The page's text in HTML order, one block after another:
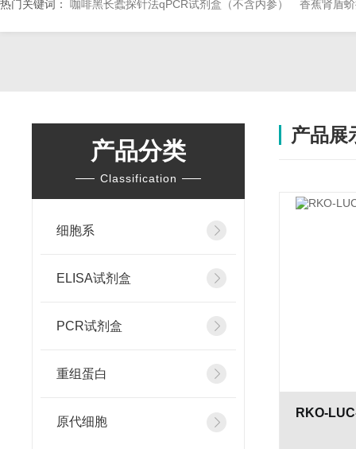
热门关键词： 咖啡黑长蠹探针法qPCR试剂盒（不含内参） 香蕉肾盾
产品分类
Classification
细胞系
ELISA试剂盒
PCR试剂盒
重组蛋白
原代细胞
产品展